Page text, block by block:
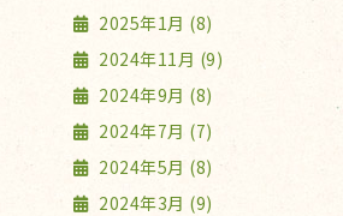
2025年1月 (8)
2024年11月 (9)
2024年9月 (8)
2024年7月 (7)
2024年5月 (8)
2024年3月 (9)